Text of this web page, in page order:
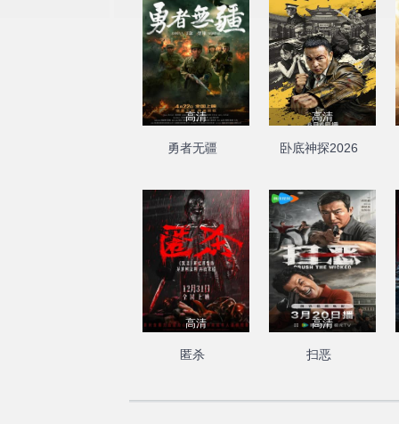
高清
勇者无疆
高清
卧底神探2026
高清
匿杀
高清
扫恶